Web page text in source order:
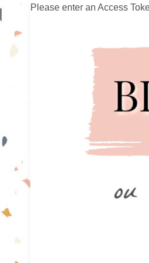
Please enter an Access